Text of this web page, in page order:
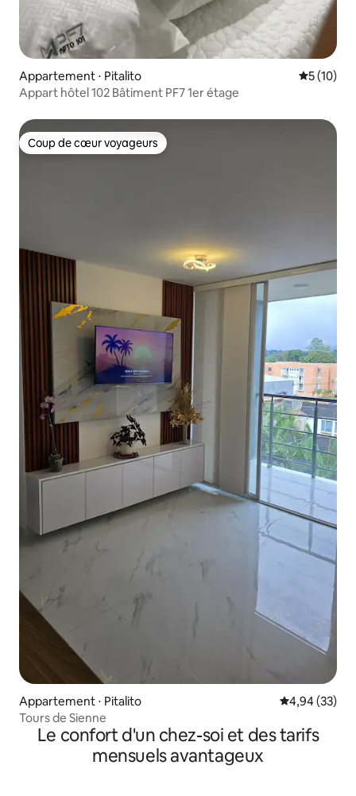
Appartement ⋅ Pitalito
5 (10)
Appart hôtel 102 Bâtiment PF7 1er étage
Coup de cœur voyageurs
Coup de cœur voyageurs
Appartement ⋅ Pitalito Évaluation
4,94 (33)
Tours de Sienne
Le confort d'un chez-soi et des tarifs
mensuels avantageux